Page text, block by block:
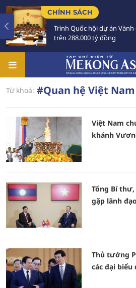
CHÍNH SÁCH
Trình Quốc hội dự án
trên 288.000 tỷ đồng
Từ khoá: #Quan hệ Việt
Việt Nam
khánh
Tổng Bí
gặp lãnh
Thủ tướng
các đại biểu